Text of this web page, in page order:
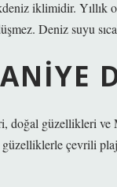
iklimidir. Yıllık
Deniz suyu
doğal güzellikleri
güzelliklerle çevrili